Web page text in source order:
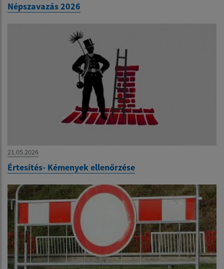
Népszavazás 2026
21.05.2026
Értesítés- Kémenyek ellenőrzése